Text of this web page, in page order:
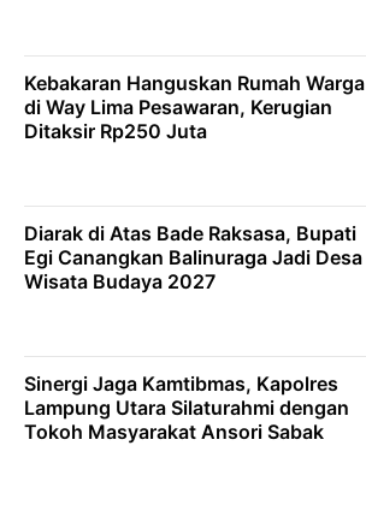
Kebakaran Hanguskan Rumah Warga
di Way Lima Pesawaran, Kerugian
Ditaksir Rp250 Juta
Diarak di Atas Bade Raksasa, Bupati
Egi Canangkan Balinuraga Jadi Desa
Wisata Budaya 2027
Sinergi Jaga Kamtibmas, Kapolres
Lampung Utara Silaturahmi dengan
Tokoh Masyarakat Ansori Sabak